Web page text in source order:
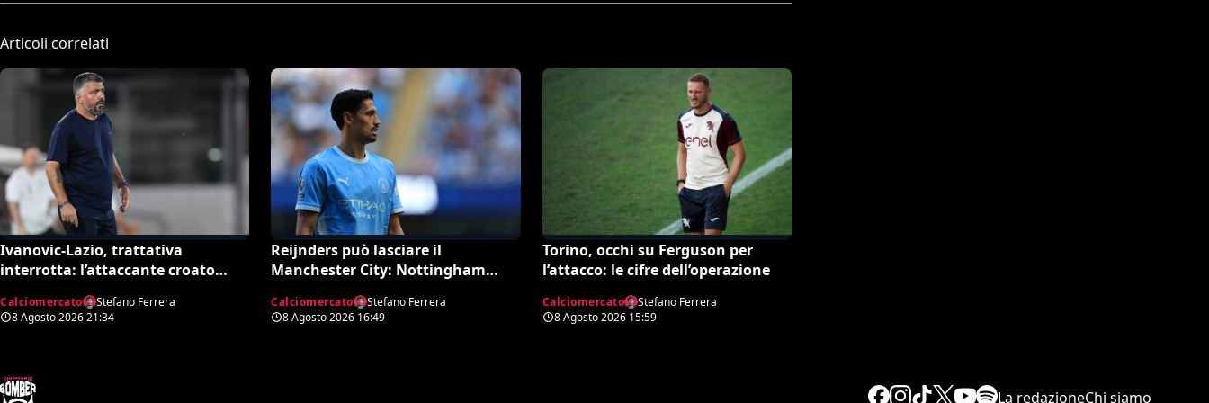
Articoli correlati
Ivanovic-Lazio, trattativa
interrotta: l’attaccante croato
Calciomercato
Stefano Ferrera
8 Agosto 202621:34
Reijnders può lasciare il
Manchester City: Nottingham
Calciomercato
Stefano Ferrera
8 Agosto 2026 16:49
Torino, occhi su Ferguson per
l’attacco: le cifre dell’operazione
Calciomercato
Stefano Ferrera
8 Agosto 2026 15:59
La redazioneChi siamo